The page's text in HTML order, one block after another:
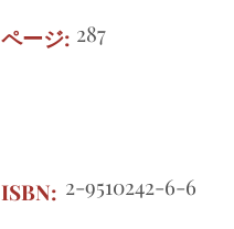
287
ページ:
2-9510242-6-6
ISBN: